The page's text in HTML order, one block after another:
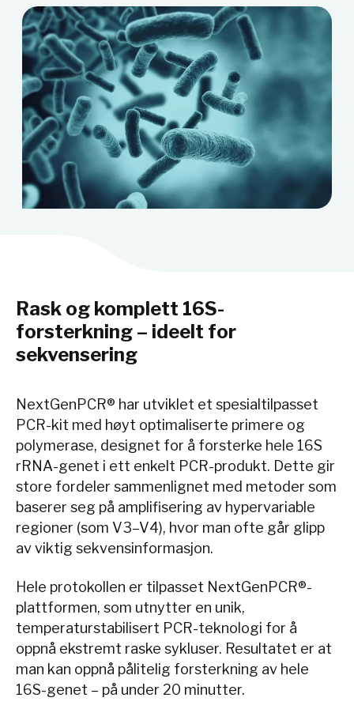
Rask og komplett 16S-
forsterkning – ideelt for
sekvensering
NextGenPCR® har utviklet et spesialtilpasset
PCR-kit med høyt optimaliserte primere og
polymerase, designet for å forsterke hele 16S
rRNA-genet i ett enkelt PCR-produkt. Dette gir
store fordeler sammenlignet med metoder som
baserer seg på amplifisering av hypervariable
regioner (som V3–V4), hvor man ofte går glipp
av viktig sekvensinformasjon.
Hele protokollen er tilpasset NextGenPCR®-
plattformen, som utnytter en unik,
temperaturstabilisert PCR-teknologi for å
oppnå ekstremt raske sykluser. Resultatet er at
man kan oppnå pålitelig forsterkning av hele
16S-genet – på under 20 minutter.